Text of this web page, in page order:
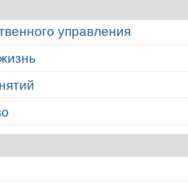
управления